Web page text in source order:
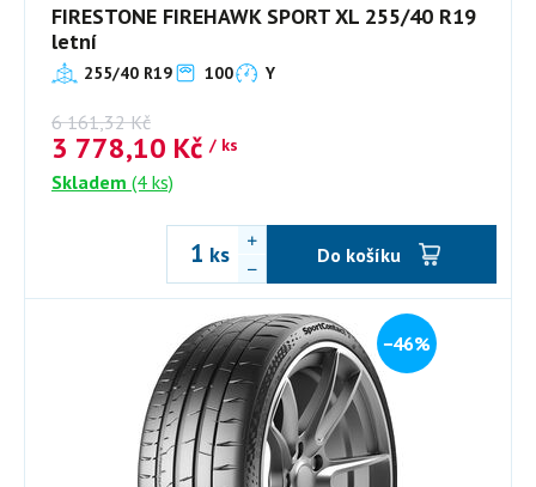
FIRESTONE FIREHAWK SPORT XL 255/40 R19
letní
255/40 R19 100 Y
6 161,32 Kč
3 778,10 Kč / ks
Skladem (4 ks)
ks Do košíku
−46%